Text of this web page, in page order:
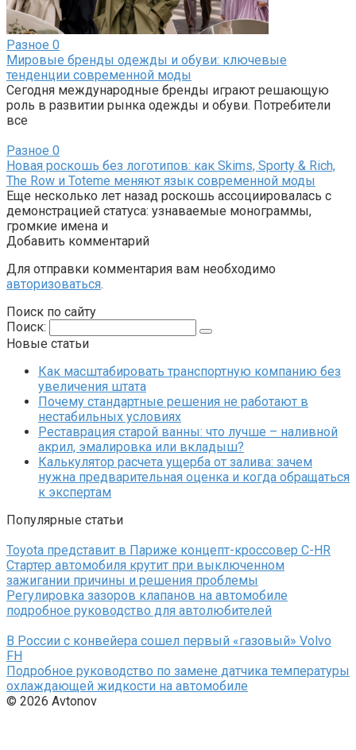
Разное 0
Мировые бренды одежды и обуви: ключевые
тенденции современной моды
Сегодня международные бренды играют решающую
роль в развитии рынка одежды и обуви. Потребители
все
Разное 0
Новая роскошь без логотипов: как Skims, Sporty & Rich,
The Row и Toteme меняют язык современной моды
Еще несколько лет назад роскошь ассоциировалась с
демонстрацией статуса: узнаваемые монограммы,
громкие имена и
Добавить комментарий
Для отправки комментария вам необходимо
авторизоваться.
Поиск по сайту
Поиск:
Новые статьи
Как масштабировать транспортную компанию без
увеличения штата
Почему стандартные решения не работают в
нестабильных условиях
Реставрация старой ванны: что лучше – наливной
акрил, эмалировка или вкладыш?
Калькулятор расчета ущерба от залива: зачем
нужна предварительная оценка и когда обращаться
к экспертам
Популярные статьи
Toyota представит в Париже концепт-кроссовер C-HR
Стартер автомобиля крутит при выключенном
зажигании причины и решения проблемы
Регулировка зазоров клапанов на автомобиле
подробное руководство для автолюбителей
В России с конвейера сошел первый «газовый» Volvo
FH
Подробное руководство по замене датчика температуры
охлаждающей жидкости на автомобиле
© 2026 Avtonov